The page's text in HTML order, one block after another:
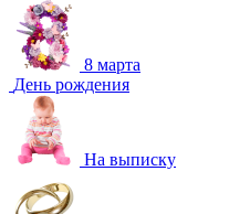
8 марта
День рождения
На выписку